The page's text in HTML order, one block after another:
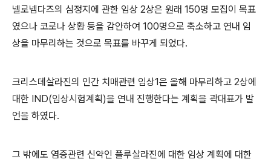
넬로넴다즈의 심정지에 관한 임상 2상은 원래 150명 모집이 목표
였으나 코로나 상황 등을 감안하여 100명으로 축소하고 연내 임
상을 마무리하는 것으로 목표를 바꾸게 되었다.
크리스데살라진의 인간 치매관련 임상1은 올해 마무리하고 2상에
대한 IND(임상시험계획)을 연내 진행한다는 계획을 곽대표가 발
언을 하였다.
그 밖에도 염증관련 신약인 플루살라진에 대한 임상 계획에 대한